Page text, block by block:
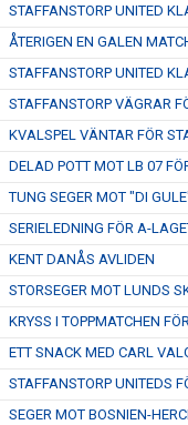
STAFFANSTORP UNITED
ÅTERIGEN EN GALEN
STAFFANSTORP UNITED
STAFFANSTORP VÄGRAR
KVALSPEL VÄNTAR FÖR
DELAD POTT MOT LB 07
TUNG SEGER MOT "DI
SERIELEDNING FÖR A-
KENT DANÅS AVLIDEN
STORSEGER MOT LUNDS
KRYSS I TOPPMATCHEN
ETT SNACK MED CARL
STAFFANSTORP UNITEDS
SEGER MOT BOSNIEN-